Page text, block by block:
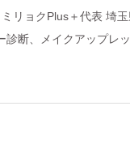
埼玉県ふじみ野市で人気の自宅
断、メイクアップレ
を提供し魅力コーディネ
けのパーソナルカラー